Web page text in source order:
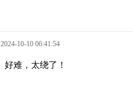
2024-10-10 06:41:54
好难，太绕了！